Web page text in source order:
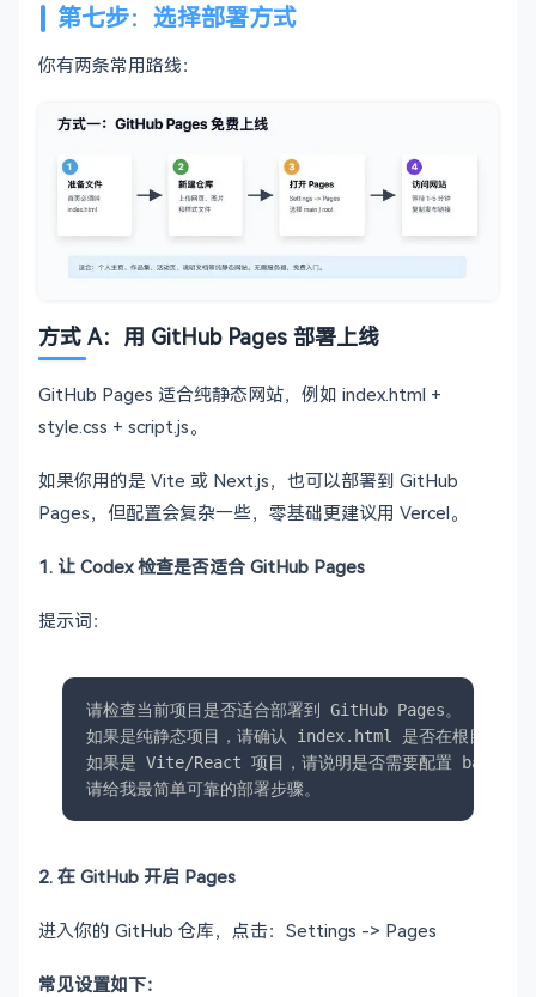
第七步：选择部署方式
你有两条常用路线：
方式 A：用 GitHub Pages 部署上线
GitHub Pages 适合纯静态网站，例如 index.html +
style.css + script.js。
如果你用的是 Vite 或 Next.js，也可以部署到 GitHub
Pages，但配置会复杂一些，零基础更建议用 Vercel。
1. 让 Codex 检查是否适合 GitHub Pages
提示词：
请检查当前项目是否适合部署到 GitHub Pages。
如果是纯静态项目，请确认 index.html 是否在根目录、资
如果是 Vite/React 项目，请说明是否需要配置 base、
请给我最简单可靠的部署步骤。
2. 在 GitHub 开启 Pages
进入你的 GitHub 仓库，点击：Settings -> Pages
常见设置如下：